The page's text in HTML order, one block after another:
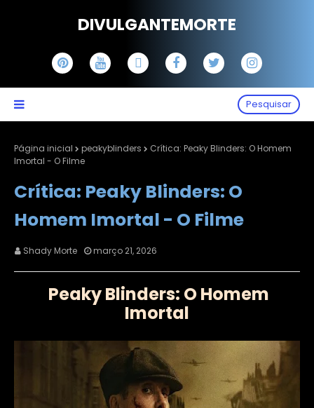
DIVULGANTEMORTE
Pesquisar
Página inicial peakyblinders
Crítica: Peaky Blinders: O Homem
Imortal - O Filme
Crítica: Peaky Blinders: O
Homem Imortal - O Filme
Shady Morte março 21, 2026
Peaky Blinders: O Homem
Imortal